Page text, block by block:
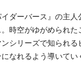
イダーバース』の主
時空がゆがめられ
シリーズで知られ
なれるよう導いてい